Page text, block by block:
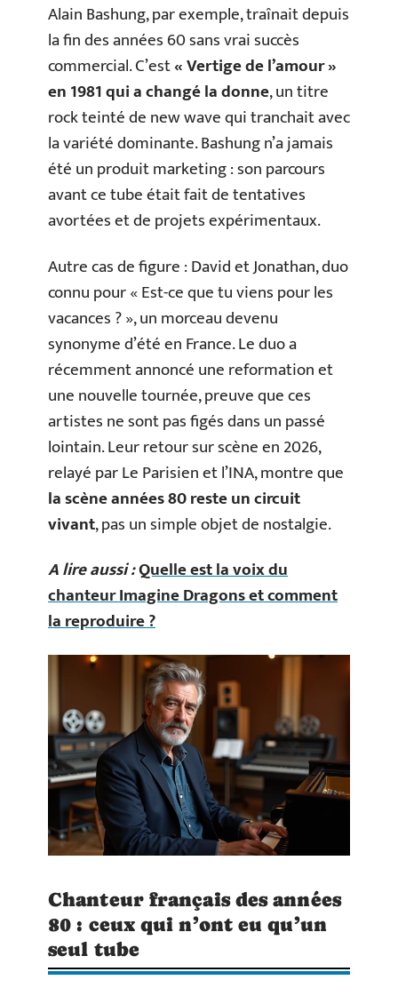
Alain Bashung, par exemple, traînait depuis
la fin des années 60 sans vrai succès
commercial. C’est« Vertige de l’amour »
en 1981 qui a changé la donne, un titre
rock teinté de new wave qui tranchait avec
la variété dominante. Bashung n’a jamais
été un produit marketing : son parcours
avant ce tube était fait de tentatives
avortées et de projets expérimentaux.
Autre cas de figure : David et Jonathan, duo
connu pour « Est-ce que tu viens pour les
vacances ? », un morceau devenu
synonyme d’été en France. Le duo a
récemment annoncé une reformation et
une nouvelle tournée, preuve que ces
artistes ne sont pas figés dans un passé
lointain. Leur retour sur scène en 2026,
relayé par Le Parisien et l’INA, montre que
la scène années 80 reste un circuit
vivant, pas un simple objet de nostalgie.
A lire aussi :Quelle est la voix du
chanteur Imagine Dragons et comment
la reproduire ?
Chanteur français des années
80 : ceux qui n’ont eu qu’un
seul tube